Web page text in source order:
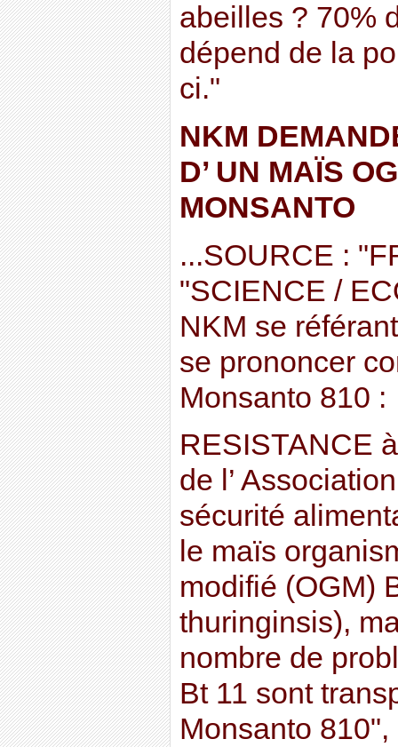
abeilles ? 70%
dépend de la
ci."
NKM
D’ UN MAÏS
MONSANTO
...SOURCE :
"SCIENCE /
NKM se
se prononcer
Monsanto 810 :
RESISTANCE
de l’
sécurité
le maïs
modifié (OGM)
thuringinsis),
nombre de
Bt 11 sont
Monsanto